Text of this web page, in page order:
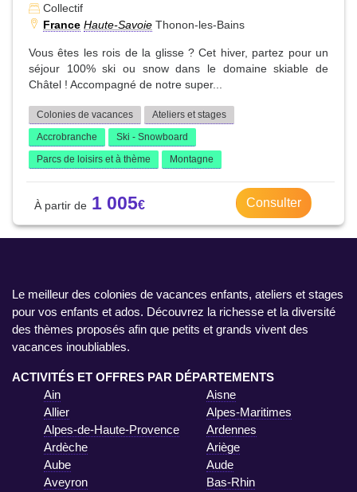
Collectif
France Haute-Savoie Thonon-les-Bains
Vous êtes les rois de la glisse ? Cet hiver, partez pour un
séjour 100% ski ou snow dans le domaine skiable de
Châtel ! Accompagné de notre super...
Colonies de vacances
Ateliers et stages
Accrobranche
Ski - Snowboard
Parcs de loisirs et à thème
Montagne
1 005 Consulter
Le meilleur des colonies de vacances enfants, ateliers et stages
pour vos enfants et ados. Découvrez la richesse et la diversité
des thèmes proposés afin que petits et grands vivent des
vacances inoubliables.
ACTIVITÉS ET OFFRES PAR DÉPARTEMENTS
Ain
Aisne
Allier
Alpes-Maritimes
Alpes-de-Haute-Provence
Ardennes
Ardèche
Ariège
Aube
Aude
Aveyron
Bas-Rhin